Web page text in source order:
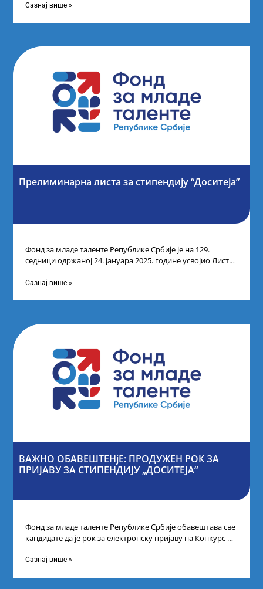
Сазнај више »
Прелиминарна листа за стипендију “Доситеја”
Фонд за младе таленте Републике Србије је на 129.
седници одржаној 24. јануара 2025. године усвојио Листу
Сазнај више »
ВАЖНО ОБАВЕШТЕНјЕ: ПРОДУЖЕН РОК ЗА
ПРИЈАВУ ЗА СТИПЕНДИЈУ „ДОСИТЕЈА“
Фонд за младе таленте Републике Србије обавештава све
кандидате да је рок за електронску пријаву на Конкурс за
Сазнај више »